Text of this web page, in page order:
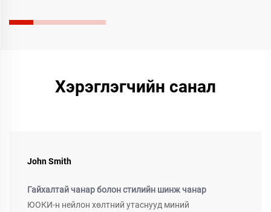
Хэрэглэгчийн санал
John Smith
Гайхалтай чанар болон стилийн шинж чанар
ЮОКИ-н нейлон хөлтний утаснууд миний